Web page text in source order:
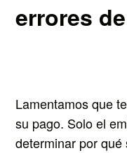
errores
Lamentamos que
su pago. Solo el
determinar por